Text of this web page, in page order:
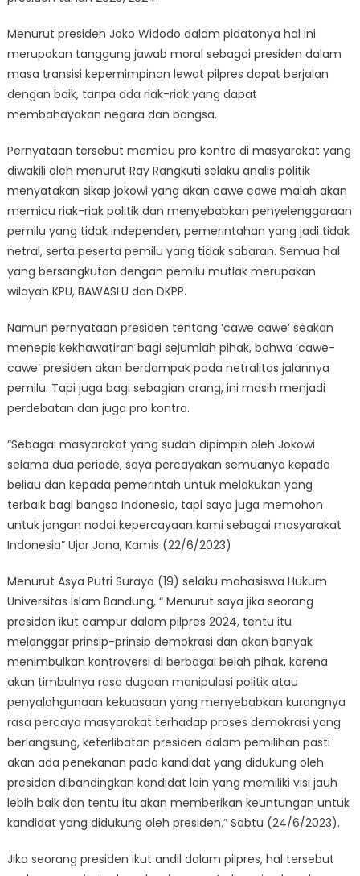
Menurut presiden Joko Widodo dalam pidatonya hal ini
merupakan tanggung jawab moral sebagai presiden dalam
masa transisi kepemimpinan lewat pilpres dapat berjalan
dengan baik, tanpa ada riak-riak yang dapat
membahayakan negara dan bangsa.
Pernyataan tersebut memicu pro kontra di masyarakat yang
diwakili oleh menurut Ray Rangkuti selaku analis politik
menyatakan sikap jokowi yang akan cawe cawe malah akan
memicu riak-riak politik dan menyebabkan penyelenggaraan
pemilu yang tidak independen, pemerintahan yang jadi tidak
netral, serta peserta pemilu yang tidak sabaran. Semua hal
yang bersangkutan dengan pemilu mutlak merupakan
wilayah KPU, BAWASLU dan DKPP.
Namun pernyataan presiden tentang ‘cawe cawe’ seakan
menepis kekhawatiran bagi sejumlah pihak, bahwa ‘cawe-
cawe’ presiden akan berdampak pada netralitas jalannya
pemilu. Tapi juga bagi sebagian orang, ini masih menjadi
perdebatan dan juga pro kontra.
“Sebagai masyarakat yang sudah dipimpin oleh Jokowi
selama dua periode, saya percayakan semuanya kepada
beliau dan kepada pemerintah untuk melakukan yang
terbaik bagi bangsa Indonesia, tapi saya juga memohon
untuk jangan nodai kepercayaan kami sebagai masyarakat
Indonesia” Ujar Jana, Kamis (22/6/2023)
Menurut Asya Putri Suraya (19) selaku mahasiswa Hukum
Universitas Islam Bandung, “ Menurut saya jika seorang
presiden ikut campur dalam pilpres 2024, tentu itu
melanggar prinsip-prinsip demokrasi dan akan banyak
menimbulkan kontroversi di berbagai belah pihak, karena
akan timbulnya rasa dugaan manipulasi politik atau
penyalahgunaan kekuasaan yang menyebabkan kurangnya
rasa percaya masyarakat terhadap proses demokrasi yang
berlangsung, keterlibatan presiden dalam pemilihan pasti
akan ada penekanan pada kandidat yang didukung oleh
presiden dibandingkan kandidat lain yang memiliki visi jauh
lebih baik dan tentu itu akan memberikan keuntungan untuk
kandidat yang didukung oleh presiden.” Sabtu (24/6/2023).
Jika seorang presiden ikut andil dalam pilpres, hal tersebut